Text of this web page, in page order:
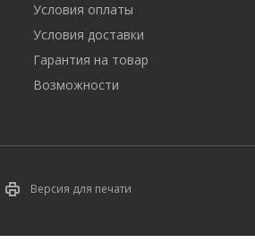
Условия оплаты
Условия доставки
Гарантия на товар
Возможности
Версия для печати